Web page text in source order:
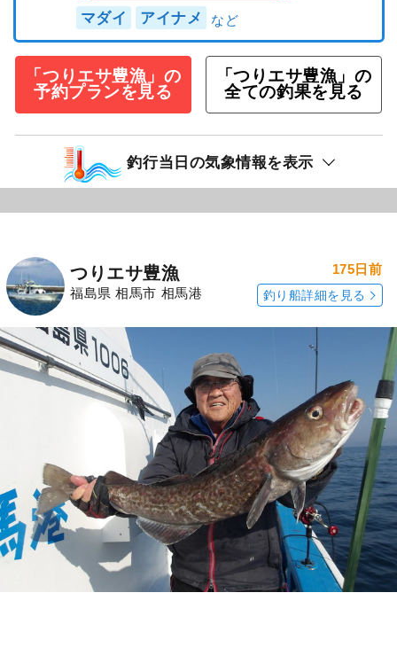
マダイ アイナメ
「つりエサ豊漁」の
予約プランを見る
「つりエサ豊漁」の
全ての釣果を見る
釣行当日の気象情報を表示
つりエサ豊漁
福島県 相馬市 相馬港
175日前
釣り船詳細を見る